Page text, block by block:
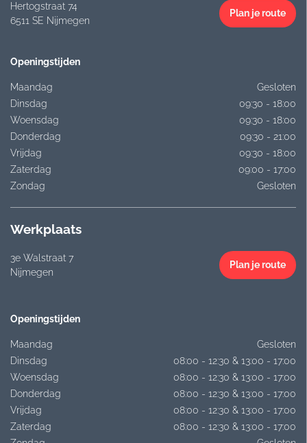
Hertogstraat 74
6511 SE Nijmegen
Plan je route
Openingstijden
Maandag
Gesloten
Dinsdag
09:30 - 18:00
Woensdag
09:30 - 18:00
Donderdag
09:30 - 21:00
Vrijdag
09:30 - 18:00
Zaterdag
09:00 - 17:00
Zondag
Gesloten
Werkplaats
3e Walstraat 7
Nijmegen
Plan je route
Openingstijden
Maandag
Gesloten
Dinsdag
08:00 - 12:30 & 13:00 - 17:00
Woensdag
08:00 - 12:30 & 13:00 - 17:00
Donderdag
08:00 - 12:30 & 13:00 - 17:00
Vrijdag
08:00 - 12:30 & 13:00 - 17:00
Zaterdag
08:00 - 12:30 & 13:00 - 17:00